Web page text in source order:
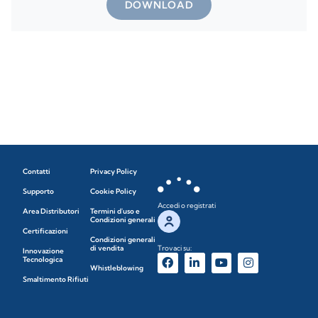
DOWNLOAD
Contatti
Supporto
Area Distributori
Certificazioni
Innovazione
Tecnologica
Smaltimento Rifiuti
Privacy Policy
Cookie Policy
Termini d'uso e
Condizioni generali
Condizioni generali
di vendita
Whistleblowing
Accedi o registrati
Trovaci su: